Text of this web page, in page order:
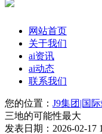
网站首页
关于我们
ai资讯
ai动态
联系我们
您的位置： J9集团|国
三地的可能性最大
发表日期：2026-02-